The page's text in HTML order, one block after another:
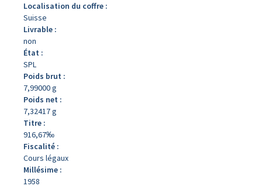
Localisation du coffre :
Suisse
Livrable :
non
État :
SPL
Poids brut :
7,99000 g
Poids net :
7,32417 g
Titre :
916,67‰
Fiscalité :
Cours légaux
Millésime :
1958